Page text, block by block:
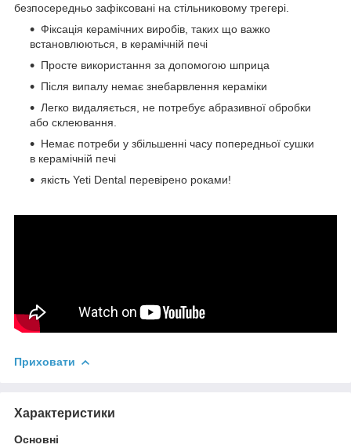
безпосередньо зафіксовані на стільниковому трегері.
Фіксація керамічних виробів, таких що важко
встановлюються, в керамічній печі
Просте використання за допомогою шприца
Після випалу немає знебарвлення кераміки
Легко видаляється, не потребує абразивної обробки
або склеювання.
Немає потреби у збільшенні часу попередньої сушки
в керамічній печі
якість Yeti Dental перевірено роками!
Приховати
Характеристики
Основні